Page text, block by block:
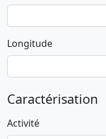
Longitude
Caractérisation
Activité